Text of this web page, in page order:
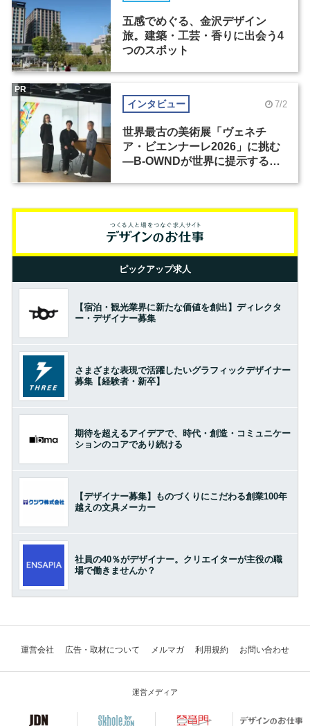
五感でめぐる、金沢デザイン
旅。建築・工芸・香りに出会う4
つのスポット
インタビュー 7/2
世界最古の美術展「ヴェネチ
ア・ビエンナーレ2026」に挑む
―B-OWNDが世界に提示する美
PR
ピックアップ求人
【宿泊・観光業界に新たな価値を創出】ディレクタ
ー・デザイナー募集
さまざまな表現で活躍したいグラフィックデザイナー
募集【経験者・新卒】
期待を超えるアイデアで、時代・創造・コミュニケー
ションのコアであり続ける
【デザイナー募集】ものづくりにこだわる創業100年
越えの文具メーカー
社員の40％がデザイナー。クリエイターが主役の職
場で働きませんか？
運営会社 広告・取材について メルマガ 利用規約 お問い合わせ
運営メディア